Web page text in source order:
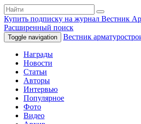
Купить подписку на журнал Вестник
Расширенный поиск
Toggle navigation Вестник
Награды
Новости
Статьи
Авторы
Интервью
Популярное
Фото
Видео